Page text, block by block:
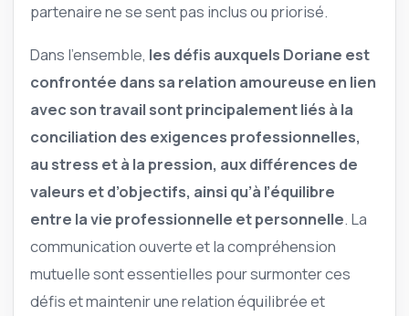
partenaire ne se sent pas inclus ou priorisé.
Dans l’ensemble, les défis auxquels Doriane est
confrontée dans sa relation amoureuse en lien
avec son travail sont principalement liés à la
conciliation des exigences professionnelles,
au stress et à la pression, aux différences de
valeurs et d’objectifs, ainsi qu’à l’équilibre
entre la vie professionnelle et personnelle. La
communication ouverte et la compréhension
mutuelle sont essentielles pour surmonter ces
défis et maintenir une relation équilibrée et